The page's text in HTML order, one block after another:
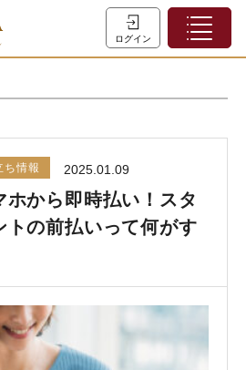
ログイン
LINEでログイン
ち情報 2025.01.09
ホから即時払い！スタ
トの前払いって何がす